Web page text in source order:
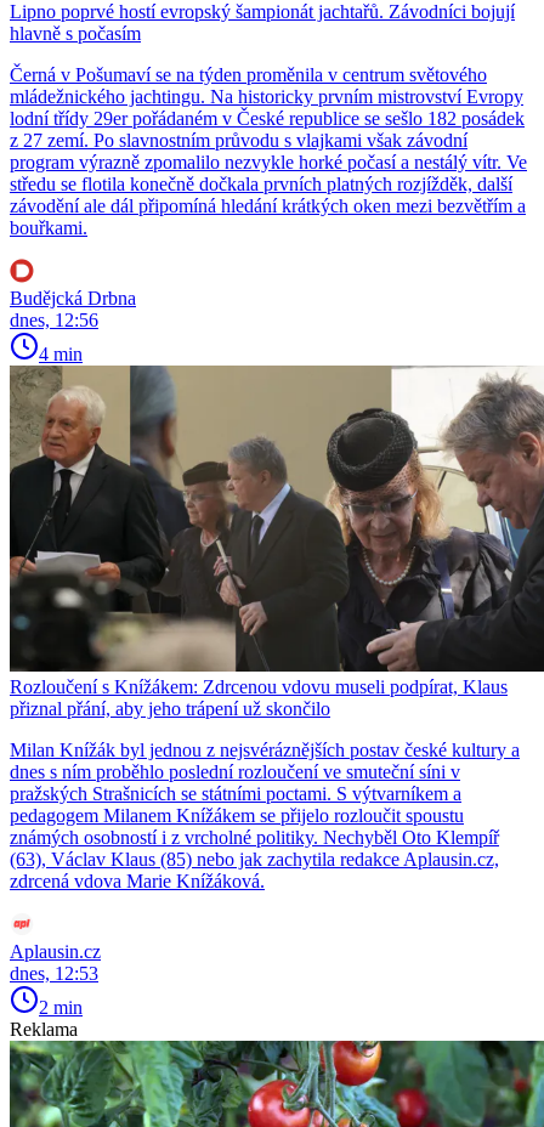
Lipno poprvé hostí evropský šampionát jachtařů. Závodníci bojují
hlavně s počasím
Černá v Pošumaví se na týden proměnila v centrum světového
mládežnického jachtingu. Na historicky prvním mistrovství Evropy
lodní třídy 29er pořádaném v České republice se sešlo 182 posádek
z 27 zemí. Po slavnostním průvodu s vlajkami však závodní
program výrazně zpomalilo nezvykle horké počasí a nestálý vítr. Ve
středu se flotila konečně dočkala prvních platných rozjížděk, další
závodění ale dál připomíná hledání krátkých oken mezi bezvětřím a
bouřkami.
Budějcká Drbna
dnes, 12:56
4 min
Rozloučení s Knížákem: Zdrcenou vdovu museli podpírat, Klaus
přiznal přání, aby jeho trápení už skončilo
Milan Knížák byl jednou z nejsvéráznějších postav české kultury a
dnes s ním proběhlo poslední rozloučení ve smuteční síni v
pražských Strašnicích se státními poctami. S výtvarníkem a
pedagogem Milanem Knížákem se přijelo rozloučit spoustu
známých osobností i z vrcholné politiky. Nechyběl Oto Klempíř
(63), Václav Klaus (85) nebo jak zachytila redakce Aplausin.cz,
zdrcená vdova Marie Knížáková.
Aplausin.cz
dnes, 12:53
2 min
Reklama